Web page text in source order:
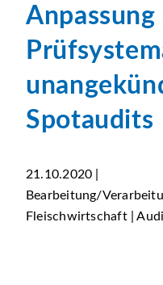
Anpassung
Spotaudits
21.10.2020 |
Bearbeitung/
Fleischwirtschaft |